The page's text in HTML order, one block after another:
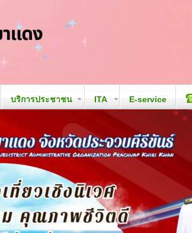
บริการประชาชน ITA E-service